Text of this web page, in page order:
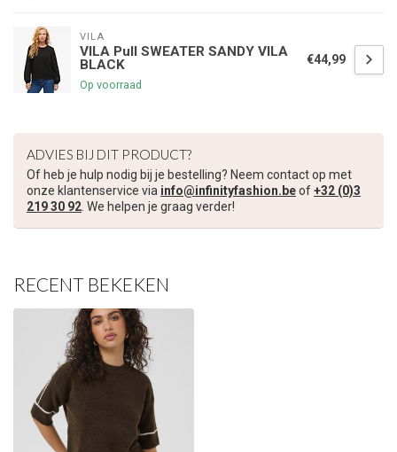
VILA
VILA Pull SWEATER SANDY VILA
BLACK
Op voorraad
€44,99
ADVIES BIJ DIT PRODUCT?
Of heb je hulp nodig bij je bestelling? Neem contact op met
onze klantenservice via info@infinityfashion.beof+32 (0)3
219 30 92. We helpen je graag verder!
RECENT BEKEKEN